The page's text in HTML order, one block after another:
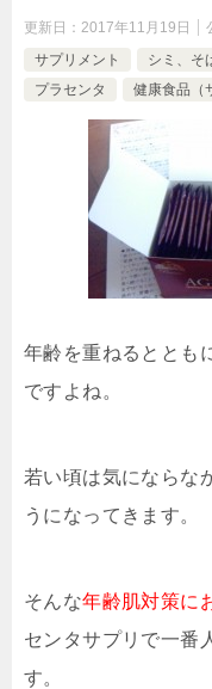
更新日： 2017年11月19日
サプリメント
シミ、そ
プラセンタ
健康食品（
年齢を重ねるととも
ですよね。
若い頃は気にならな
うになってきます。
そんな年齢肌対策に
センタサプリで一番
す。